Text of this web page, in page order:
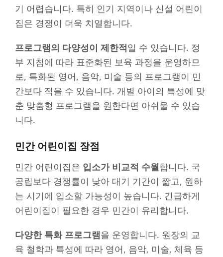
기 어렵습니다. 특히 인기 지역이나 신설 어린이
집은 경쟁이 더욱 치열합니다.
프로그램의 다양성이 제한적일 수 있습니다. 정
부 지침에 따라 표준화된 보육 과정을 운영하므
로, 특화된 영어, 음악, 미술 등의 프로그램이 민
간보다 적을 수 있습니다. 개별 아이의 특성에 맞
춘 맞춤형 프로그램을 원한다면 아쉬울 수 있습
니다.
민간 어린이집 장점
민간 어린이집은 입소가 비교적 수월합니다. 국
공립보다 경쟁률이 낮아 대기 기간이 짧고, 원하
는 시기에 입소할 가능성이 높습니다. 긴급하게
어린이집이 필요한 경우 민간이 유리합니다.
다양한 특화 프로그램을 운영합니다. 원장의 교
육 철학과 특성에 따라 영어, 음악, 미술, 체육 등